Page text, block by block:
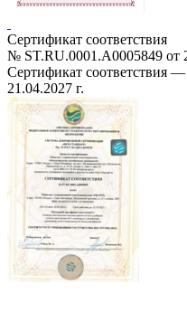
Сертификат соответствия
№ ST.RU.0001.A0005849 от
Cертификат соответствия
21.04.2027 г.